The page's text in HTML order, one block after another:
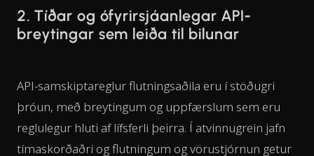
2. Tíðar og ófyrirsjáanlegar API-
breytingar sem leiða til bilunar
API-samskiptareglur flutningsaðila eru í stöðugri
þróun, með breytingum og uppfærslum sem eru
reglulegur hluti af lífsferli þeirra. Í atvinnugrein jafn
tímaskorðaðri og flutningum og vörustjórnun getur